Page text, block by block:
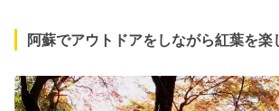
阿蘇でアウトドアをしながら紅葉を楽